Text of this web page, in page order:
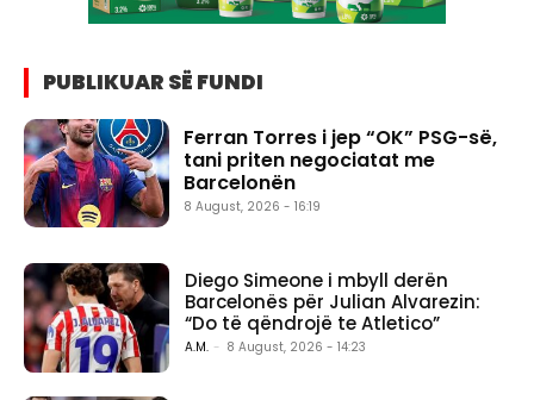
PUBLIKUAR SË FUNDI
Ferran Torres i jep “OK” PSG-së,
tani priten negociatat me
Barcelonën
8 August, 2026 - 16:19
Diego Simeone i mbyll derën
Barcelonës për Julian Alvarezin:
“Do të qëndrojë te Atletico”
A.M. - 8 August, 2026 - 14:23